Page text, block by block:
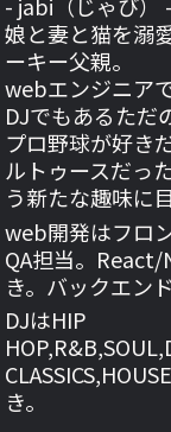
- jabi（じゃび） -
娘と妻と猫を溺
ーキー父親。
webエンジニア
DJでもあるただ
プロ野球が好き
ルトゥースだっ
う新たな趣味に
web開発はフロ
QA担当。React/
き。バックエン
DJはHIP
き。